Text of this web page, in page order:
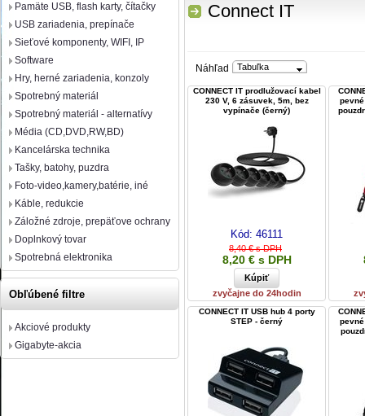
Pamäte USB, flash karty, čítačky
USB zariadenia, prepínače
Sieťové komponenty, WIFI, IP
Software
Hry, herné zariadenia, konzoly
Spotrebný materiál
Spotrebný materiál - alternatívy
Média (CD,DVD,RW,BD)
Kancelárska technika
Tašky, batohy, puzdra
Foto-video,kamery,batérie, iné
Káble, redukcie
Záložné zdroje, prepäťove ochrany
Doplnkový tovar
Spotrebná elektronika
Obľúbené filtre
Akciové produkty
Gigabyte-akcia
Connect IT
Náhľad Tabuľka
CONNECT IT prodlužovací kabel
230 V, 6 zásuvek, 5m, bez
vypínače (černý)
Kód: 46111
8,40 € s DPH
8,20 € s DPH
zvyčajne do 24hodin
CONNECT IT USB hub 4 porty
STEP - černý